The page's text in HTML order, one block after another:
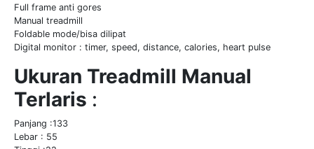
Full frame anti gores
Manual treadmill
Foldable mode/bisa dilipat
Digital monitor : timer, speed, distance, calories, heart pulse
Ukuran Treadmill Manual
Terlaris :
Panjang :133
Lebar : 55